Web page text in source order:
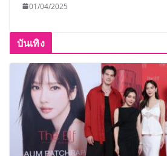
01/04/2025
บันเทิง